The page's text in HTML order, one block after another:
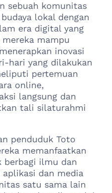
sebuah komunitas
lokal dengan
era digital yang
mampu
inovasi
hari yang dilakukan
pertemuan
online,
langsung dan
tali silaturahmi
penduduk Toto
memanfaatkan
ilmu dan
dan media
satu sama lain